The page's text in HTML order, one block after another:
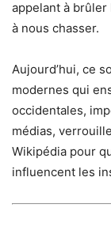
appelant à
à nous chasser.
Aujourd’hui, ce
modernes qui
occidentales,
médias,
Wikipédia pour
influencent les